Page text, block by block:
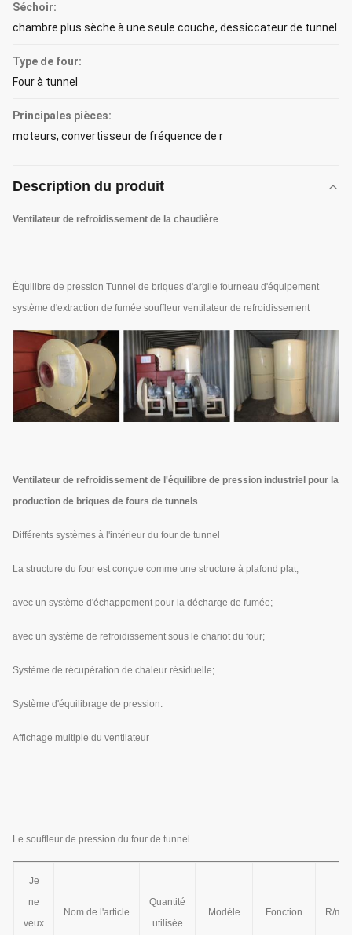
Séchoir:
chambre plus sèche à une seule couche, dessiccateur de tunnel
Type de four:
Four à tunnel
Principales pièces:
moteurs, convertisseur de fréquence de r
Description du produit
Ventilateur de refroidissement de la chaudière
Équilibre de pression Tunnel de briques d'argile fourneau d'équipement
système d'extraction de fumée souffleur ventilateur de refroidissement
Ventilateur de refroidissement de l'équilibre de pression industriel pour la
production de briques de fours de tunnels
Différents systèmes à l'intérieur du four de tunnel
La structure du four est conçue comme une structure à plafond plat;
avec un système d'échappement pour la décharge de fumée;
avec un système de refroidissement sous le chariot du four;
Système de récupération de chaleur résiduelle;
Système d'équilibrage de pression.
Affichage multiple du ventilateur
Le souffleur de pression du four de tunnel.
Je
ne
veux
Nom de l'article
Quantité
utilisée
Modèle Fonction R/min